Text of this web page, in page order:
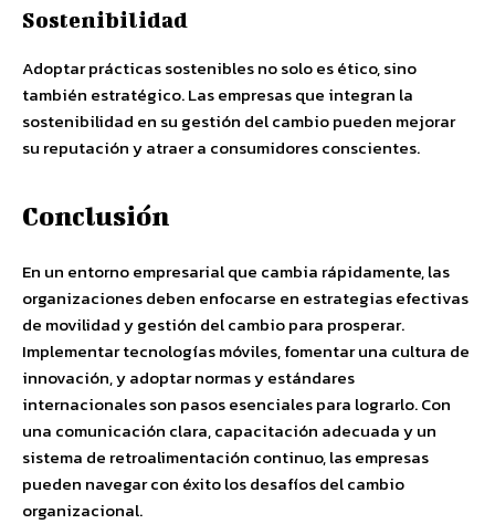
Sostenibilidad
Adoptar prácticas sostenibles no solo es ético, sino
también estratégico. Las empresas que integran la
sostenibilidad en su gestión del cambio pueden mejorar
su reputación y atraer a consumidores conscientes.
Conclusión
En un entorno empresarial que cambia rápidamente, las
organizaciones deben enfocarse en estrategias efectivas
de movilidad y gestión del cambio para prosperar.
Implementar tecnologías móviles, fomentar una cultura de
innovación, y adoptar normas y estándares
internacionales son pasos esenciales para lograrlo. Con
una comunicación clara, capacitación adecuada y un
sistema de retroalimentación continuo, las empresas
pueden navegar con éxito los desafíos del cambio
organizacional.